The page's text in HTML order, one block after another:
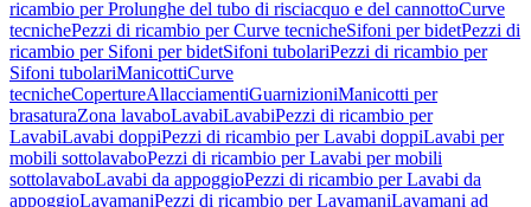
ricambio per Prolunghe del tubo di risciacquo e del cannottoCurve
tecnichePezzi di ricambio per Curve tecnicheSifoni per bidetPezzi di
ricambio per Sifoni per bidetSifoni tubolariPezzi di ricambio per
Sifoni tubolariManicottiCurve
tecnicheCopertureAllacciamentiGuarnizioniManicotti per
brasaturaZona lavaboLavabiLavabiPezzi di ricambio per
LavabiLavabi doppiPezzi di ricambio per Lavabi doppiLavabi per
mobili sottolavaboPezzi di ricambio per Lavabi per mobili
sottolavaboLavabi da appoggioPezzi di ricambio per Lavabi da
appoggioLavamaniPezzi di ricambio per LavamaniLavamani ad